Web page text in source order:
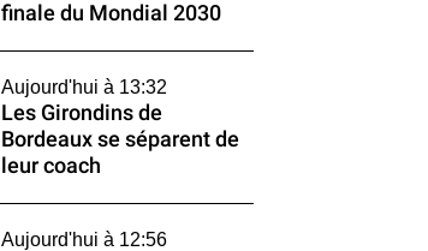
finale du Mondial 2030
Aujourd'hui à 13:32
Les Girondins de
Bordeaux se séparent de
leur coach
Aujourd'hui à 12:56